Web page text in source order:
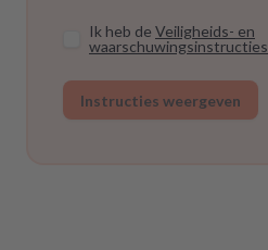
Ik heb de Veiligheids- en
waarschuwingsinstructies
Instructies weergeven